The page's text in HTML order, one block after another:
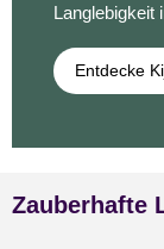
Langlebigkeit
Entdecke
Zauberhafte